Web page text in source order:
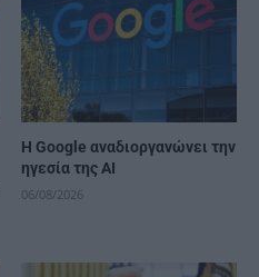
H Google αναδιοργανώνει την
ηγεσία της AI
06/08/2026